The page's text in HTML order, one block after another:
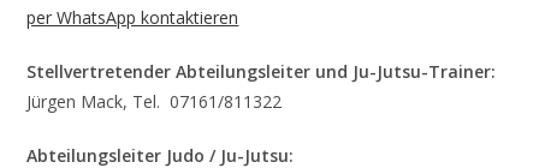
per WhatsApp kontaktieren
Stellvertretender Abteilungsleiter und Ju-Jutsu-Trainer:
Jürgen Mack, Tel. 07161/811322
Abteilungsleiter Judo / Ju-Jutsu: